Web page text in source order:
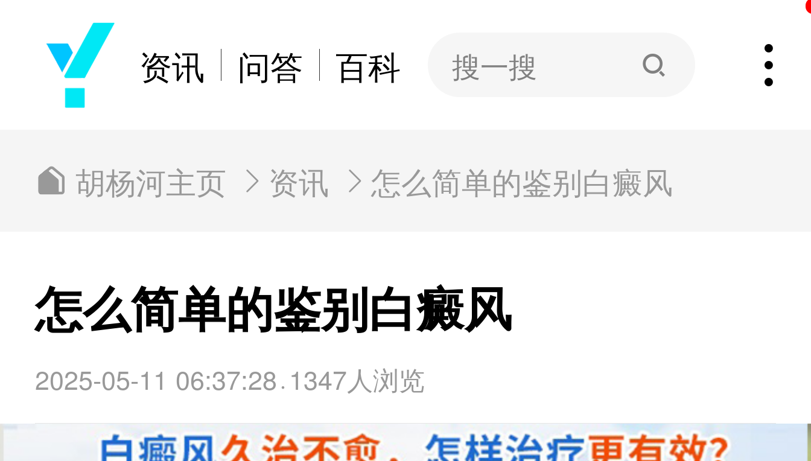
资讯 问答 百科 搜一搜
胡杨河主页 资讯 怎么简单的鉴别白癜风
怎么简单的鉴别白癜风
2025-05-11 06:37:28·1347人浏览